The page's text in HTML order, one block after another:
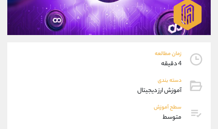
زمان مطالعه
4 دقیقه
دسته بندی
آموزش ارز دیجیتال
سطح آموزش
متوسط
09101364784
واتساپ شروع گفتگو
تلگرام @Armteam_admin_104
پشتیبان فروش
موبایل
واتساپ
داخلی